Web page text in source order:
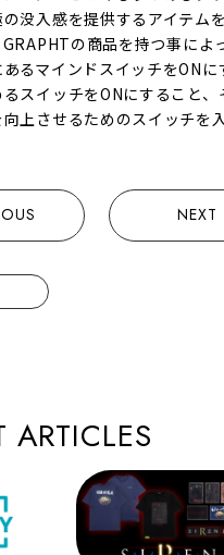
没入感を提供するアイテム
の商品を持つ事によ
るマインドスイッチをONに
スイッチをONにすること、
上させるためのスイッチを
NEXT
ARTICLES